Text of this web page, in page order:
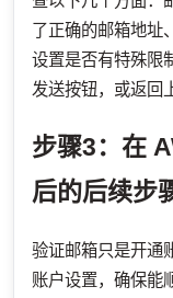
了正确的邮箱地址
设置是否有特殊限
发送按钮，或返回
步骤3：在
后的后续步
验证邮箱只是开通
账户设置，确保能